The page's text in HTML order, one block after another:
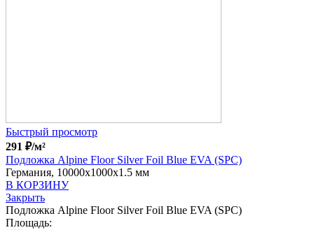
Быстрый просмотр
291 ₽/м²
Подложка Alpine Floor Silver Foil Blue EVA (SPC)
Германия, 10000x1000x1.5 мм
В КОРЗИНУ
Закрыть
Подложка Alpine Floor Silver Foil Blue EVA (SPC)
Площадь: